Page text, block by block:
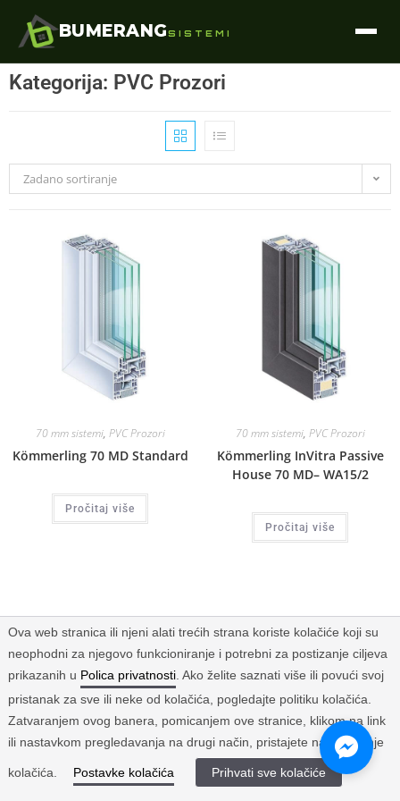
BUMERANGSISTEMI
Kategorija: PVC Prozori
Zadano sortiranje
70 mm sistemi, PVC Prozori
Kömmerling 70 MD Standard
Pročitaj više
70 mm sistemi, PVC Prozori
Kömmerling InVitra Passive
House 70 MD– WA15/2
Pročitaj više
Ova web stranica ili njeni alati trećih strana koriste kolačiće koji su
neophodni za njegovo funkcioniranje i potrebni za postizanje ciljeva
prikazanih u Polica privatnosti. Ako želite saznati više ili povući svoj
pristanak za sve ili neke od kolačića, pogledajte politiku kolačića.
Zatvaranjem ovog banera, pomicanjem ove stranice, klikom na link
ili nastavkom pregledavanja na drugi način, pristajete na korištenje
kolačića. Postavke kolačića Prihvati sve kolačiće